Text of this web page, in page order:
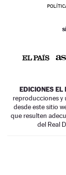
EDICIONES
reproducciones y
desde este sitio
que resulten
del Real